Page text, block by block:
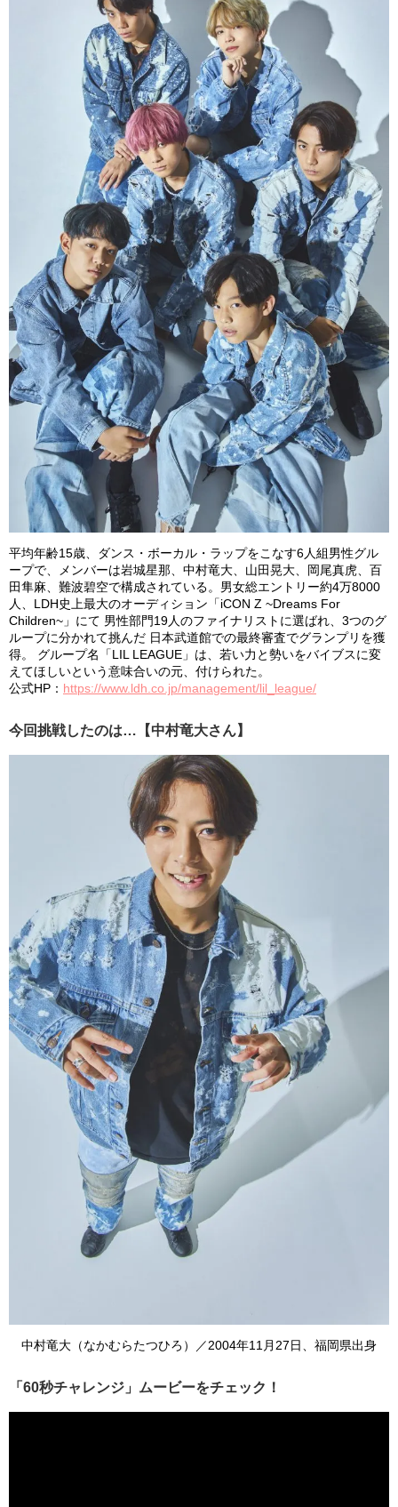
平均年齢15歳、ダンス・ボーカル・ラップをこなす6人組男性グル
ープで、メンバーは岩城星那、中村竜大、山田晃大、岡尾真虎、百
田隼麻、難波碧空で構成されている。男女総エントリー約4万8000
人、LDH史上最大のオーディション「iCON Z ~Dreams For
Children~」にて 男性部門19人のファイナリストに選ばれ、3つのグ
ループに分かれて挑んだ 日本武道館での最終審査でグランプリを獲
得。 グループ名「LIL LEAGUE」は、若い力と勢いをバイブスに変
えてほしいという意味合いの元、付けられた。
公式HP： https://www.ldh.co.jp/management/lil_league/
今回挑戦したのは…【中村竜大さん】
中村竜大（なかむらたつひろ）／2004年11月27日、福岡県出身
「60秒チャレンジ」ムービーをチェック！